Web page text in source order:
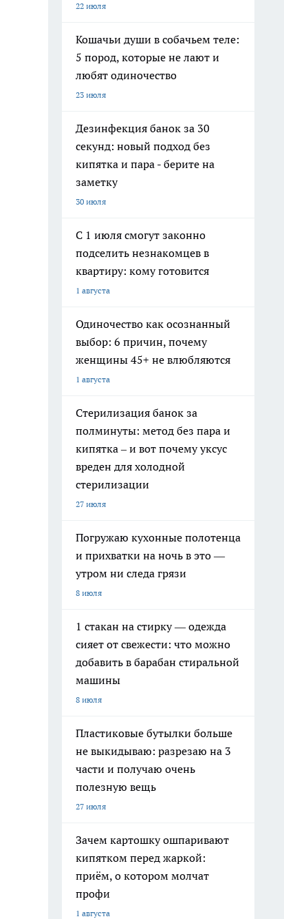
22 июля
Кошачьи души в собачьем теле:
5 пород, которые не лают и
любят одиночество
23 июля
Дезинфекция банок за 30
секунд: новый подход без
кипятка и пара - берите на
заметку
30 июля
С 1 июля смогут законно
подселить незнакомцев в
квартиру: кому готовится
1 августа
Одиночество как осознанный
выбор: 6 причин, почему
женщины 45+ не влюбляются
1 августа
Стерилизация банок за
полминуты: метод без пара и
кипятка – и вот почему уксус
вреден для холодной
стерилизации
27 июля
Погружаю кухонные полотенца
и прихватки на ночь в это —
утром ни следа грязи
8 июля
1 стакан на стирку — одежда
сияет от свежести: что можно
добавить в барабан стиральной
машины
8 июля
Пластиковые бутылки больше
не выкидываю: разрезаю на 3
части и получаю очень
полезную вещь
27 июля
Зачем картошку ошпаривают
кипятком перед жаркой:
приём, о котором молчат
профи
1 августа